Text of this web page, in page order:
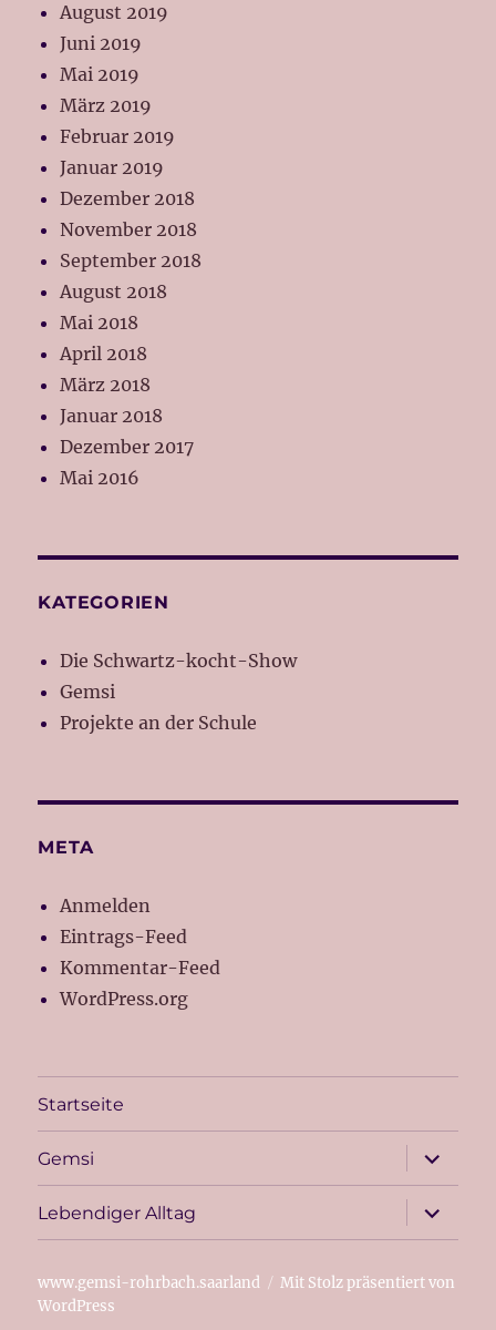
August 2019
Juni 2019
Mai 2019
März 2019
Februar 2019
Januar 2019
Dezember 2018
November 2018
September 2018
August 2018
Mai 2018
April 2018
März 2018
Januar 2018
Dezember 2017
Mai 2016
KATEGORIEN
Die Schwartz-kocht-Show
Gemsi
Projekte an der Schule
META
Anmelden
Eintrags-Feed
Kommentar-Feed
WordPress.org
Startseite
Gemsi
öffnen
Lebendiger Alltag
öffnen
www.gemsi-rohrbach.saarland
Mit Stolz präsentiert von
WordPress